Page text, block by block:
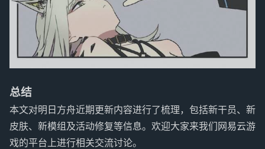
总结
本文对明日方舟近期更新内容进行了梳理，包括新干员、新
皮肤、新模组及活动修复等信息。欢迎大家来我们网易云游
戏的平台上进行相关交流讨论。